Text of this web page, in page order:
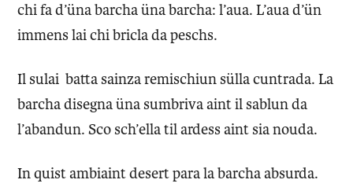
chi fa d’üna barcha üna barcha: l’aua. L’aua d’ün
immens lai chi bricla da peschs.
Il sulai batta sainza remischiun sülla cuntrada. La
barcha disegna üna sumbriva aint il sablun da
l’abandun. Sco sch’ella til ardess aint sia nouda.
In quist ambiaint desert para la barcha absurda.